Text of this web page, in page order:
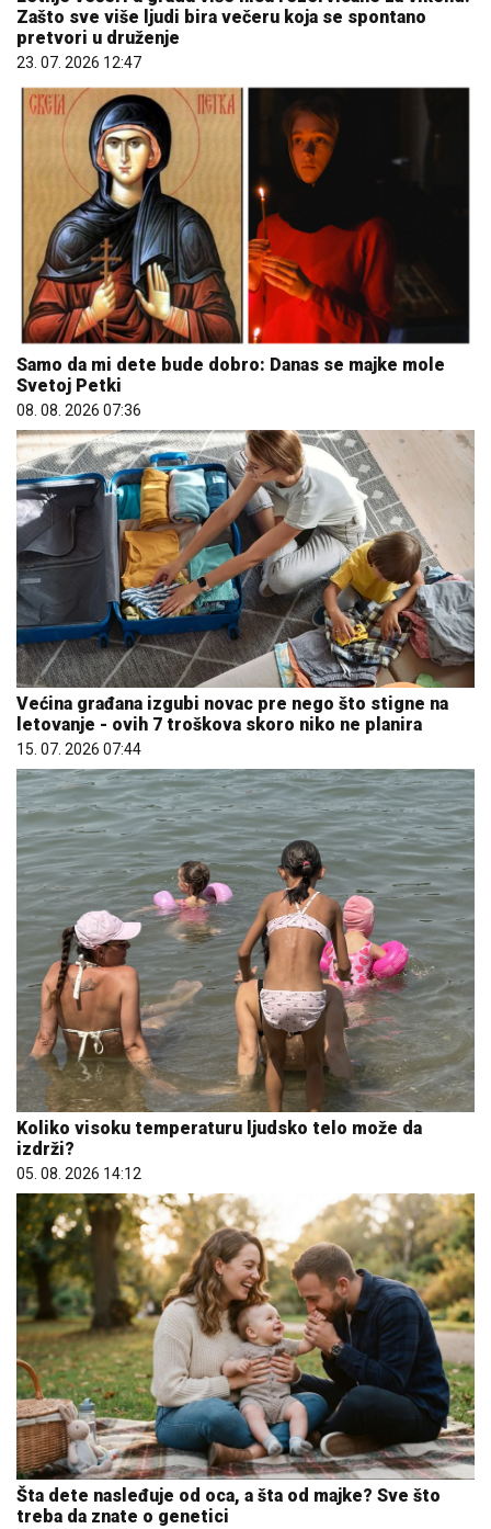
Zašto sve više ljudi bira večeru koja se spontano
pretvori u druženje
23. 07. 2026 12:47
Samo da mi dete bude dobro: Danas se majke mole
Svetoj Petki
08. 08. 2026 07:36
Većina građana izgubi novac pre nego što stigne na
letovanje - ovih 7 troškova skoro niko ne planira
15. 07. 2026 07:44
Koliko visoku temperaturu ljudsko telo može da
izdrži?
05. 08. 2026 14:12
Šta dete nasleđuje od oca, a šta od majke? Sve što
treba da znate o genetici